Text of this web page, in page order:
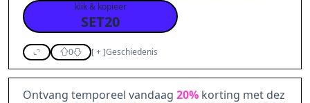
klik & kopieer
SET20
0 [+]Geschiedenis
Ontvang temporeel vandaag 20% korting met dez